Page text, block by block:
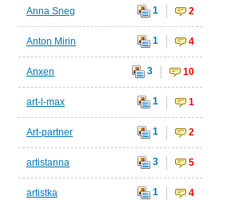
Anna Sneg 1 2
Anton Mirin 1 4
Anxen 3 10
art-l-max 1 1
Art-partner 1 2
artistanna 3 5
artistka 1 4